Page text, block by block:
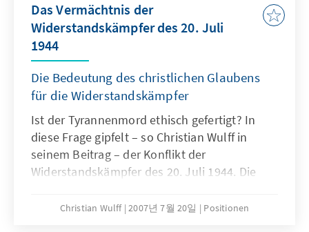
Das Vermächtnis der
Widerstandskämpfer des 20. Juli
1944
Die Bedeutung des christlichen Glaubens
für die Widerstandskämpfer
Ist der Tyrannenmord ethisch gefertigt? In
diese Frage gipfelt – so Christian Wulff in
seinem Beitrag – der Konflikt der
Widerstandskämpfer des 20. Juli 1944. Die
für sich entscheiden, ob sie der vom NS-
Christian Wulff 2007년 7월 20일 Positionen